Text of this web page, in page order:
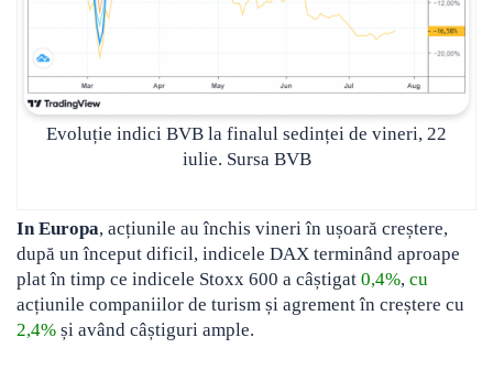
Evoluție indici BVB la finalul sedinței de vineri, 22
iulie. Sursa BVB
In Europa, acțiunile au închis vineri în ușoară creștere,
după un început dificil, indicele DAX terminând aproape
plat în timp ce indicele Stoxx 600 a câștigat 0,4%, cu
acțiunile companiilor de turism și agrement în creștere cu
2,4% și având câștiguri ample.